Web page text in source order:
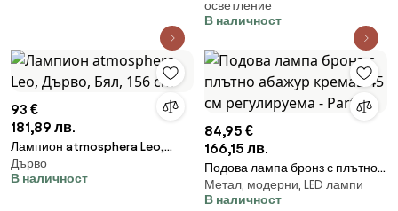
осветление
В наличност
93 €
181,89 лв.
Лампион atmosphera Leo,
Дърво, Бял, 156 cm
Дърво
В наличност
84,95 €
166,15 лв.
Подова лампа бронз с плътно
абажур кремав 45 см
регулируема - Parte
Метал, модерни, LED лампи
В наличност